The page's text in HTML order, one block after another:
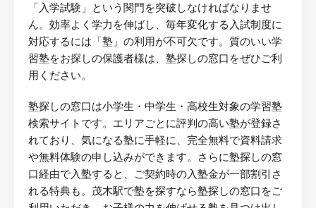
「入学試験」という関門を突破しなければなりませ
ん。効率よく学力を伸ばし、毎年変化する入試制度に
対応するには「塾」の利用が不可欠です。質のいい学
習塾をお探しの保護者様は、塾探しの窓口をぜひご利
用ください。
塾探しの窓口は小学生・中学生・高校生対象の学習塾
検索サイトです。エリアごとに評判の高い塾が登録さ
れており、気になる塾に手軽に、完全無料で資料請求
や無料体験の申し込みができます。さらに塾探しの窓
口経由で入塾すると、ご契約時の入塾金が一部割引さ
れる特典も。茂木駅で塾を探すなら塾探しの窓口をご